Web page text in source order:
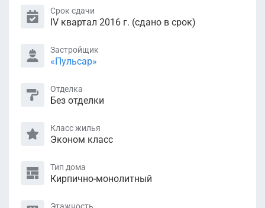
Срок сдачи
IV квартал 2016 г. (сдано в срок)
Застройщик
«Пульсар»
Отделка
Без отделки
Класс жилья
Эконом класс
Тип дома
Кирпично-монолитный
Этажность